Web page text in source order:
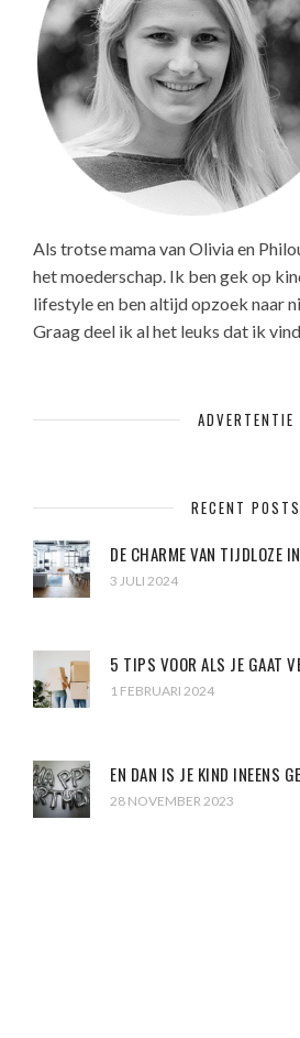
Als trotse mama van Olivia en
het moederschap. Ik ben gek op
lifestyle en ben altijd opzoek naar
Graag deel ik al het leuks dat ik
ADVERTENTIE
RECENT POSTS
DE CHARME VAN TIJDLOZE
3 JULI 2024
5 TIPS VOOR ALS JE GAAT
1 FEBRUARI 2024
EN DAN IS JE KIND INEENS
28 NOVEMBER 2023